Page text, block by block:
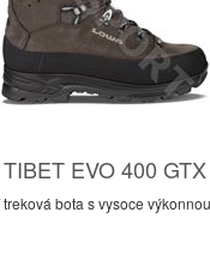
TIBET EVO 400 GTX
bota s vysoce